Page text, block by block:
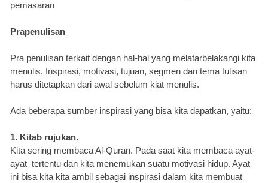
pemasaran
Prapenulisan
Pra penulisan terkait dengan hal-hal yang melatarbelakangi kita
menulis.
nspirasi, motivasi, tujuan, segmen dan tema tulisan
harus ditetapkan dari awal sebelum kiat menulis.
Ada beberapa sumber inspirasi yang bisa kita dapatkan, yaitu:
1. Kitab rujukan.
Kita sering membaca Al-Quran. Pada saat kita membaca ayat-
ayat tertentu dan kita menemukan suatu motivasi hidup. Ayat
ini bisa kita kita ambil sebagai inspirasi dalam kita membuat